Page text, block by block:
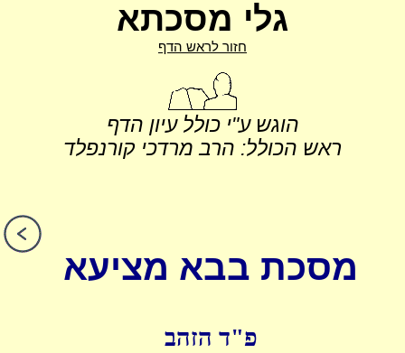
גלי מסכתא
חזור לראש הדף
הוגש ע"י כולל עיון הדף
ראש הכולל: הרב מרדכי קורנפלד
מסכת בבא מציעא
פ"ד הזהב